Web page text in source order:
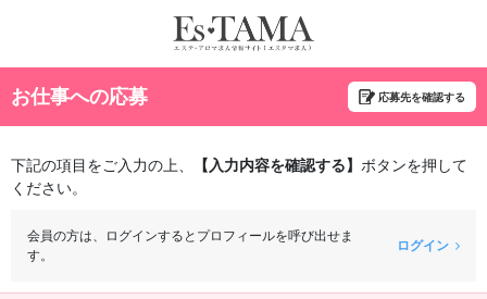
お仕事への応募 応募先を確認する
下記の項目をご入力の上、 【入力内容を確認する】 ボタンを押して
ください。
会員の方は、ログインするとプロフィールを呼び出せま
す。
ログイン